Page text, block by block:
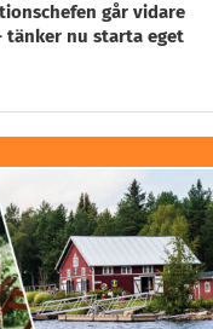
går vidare
tänker nu starta eget